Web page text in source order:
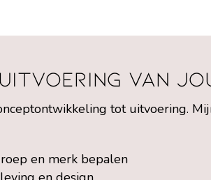
van
tot uitvoering.
en merk bepalen